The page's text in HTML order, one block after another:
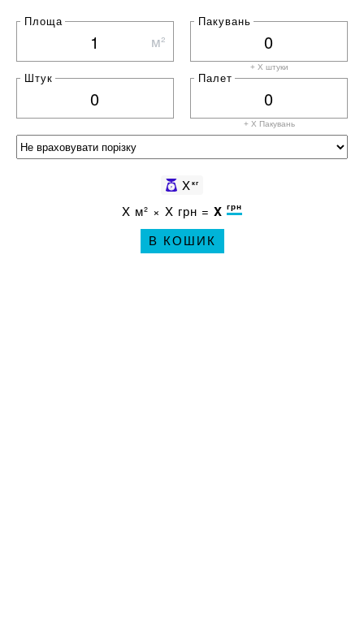
Площа
м²
Пакувань
+ X штуки
Штук Палет
+ X Пакувань
Xкг
X м² × X грн = X грн
В КОШИК